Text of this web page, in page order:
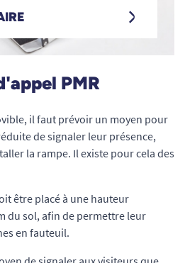
Rampe par
PMR
il faut prévoir un moyen pour
de signaler leur présence,
la rampe. Il existe pour cela des
être placé à une hauteur
du sol, afin de permettre leur
en fauteuil.